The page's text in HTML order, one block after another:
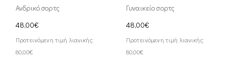
Ανδρικό σορτς
48,00€
Προτεινόμενη τιμή λιανικής:
80,00€
Γυναικείο σορτς
48,00€
Προτεινόμενη τιμή λιανικής:
80,00€